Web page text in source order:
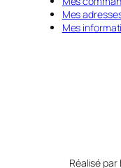
Mes
Mes
Réalisé